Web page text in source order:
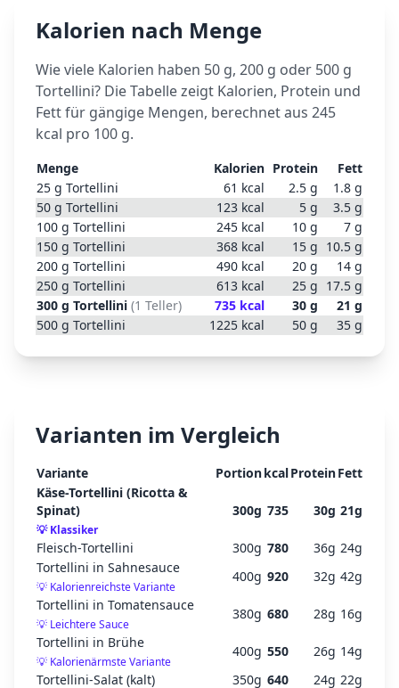
Kalorien nach Menge
Wie viele Kalorien haben 50 g, 200 g oder 500 g
Tortellini? Die Tabelle zeigt Kalorien, Protein und
Fett für gängige Mengen, berechnet aus 245
kcal pro 100 g.
Menge Kalorien Protein
Fett
25 g Tortellini 61 kcal 2.5 g 1.8 g
50 g Tortellini 123 kcal 5 g 3.5 g
100 g Tortellini 245 kcal 10 g 7 g
150 g Tortellini 368 kcal 15 g 10.5 g
200 g Tortellini 490 kcal 20 g 14 g
250 g Tortellini 613 kcal 25 g 17.5 g
300 g Tortellini (1 Teller) 735 kcal 30 g 21 g
500 g Tortellini 1225 kcal 50 g 35 g
Varianten im Vergleich
Variante PortionkcalProteinFett
Käse-Tortellini (Ricotta &
Spinat)
💡Klassiker
300g 735 30g 21g
Fleisch-Tortellini 300g 780 36g 24g
Tortellini in Sahnesauce
💡 Kalorienreichste Variante
400g 920 32g 42g
Tortellini in Tomatensauce
💡 Leichtere Sauce
380g 680 28g 16g
Tortellini in Brühe
💡 Kalorienärmste Variante
400g 550 26g 14g
Tortellini-Salat (kalt)
350g 640 24g 22g